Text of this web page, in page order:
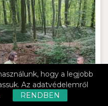
hogy a legjobb
Az adatvédelemről
RENDBEN